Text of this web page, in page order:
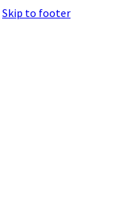
Skip to footer